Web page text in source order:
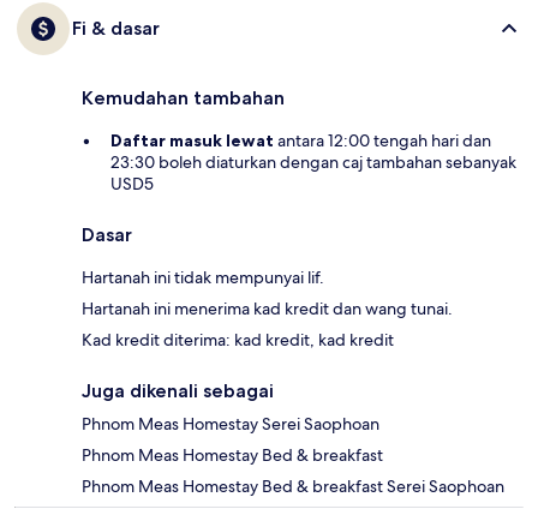
Fi & dasar
Kemudahan tambahan
Daftar masuk lewat antara 12:00 tengah hari dan
23:30 boleh diaturkan dengan caj tambahan sebanyak
USD5
Dasar
Hartanah ini tidak mempunyai lif.
Hartanah ini menerima kad kredit dan wang tunai.
Kad kredit diterima: kad kredit, kad kredit
Juga dikenali sebagai
Phnom Meas Homestay Serei Saophoan
Phnom Meas Homestay Bed & breakfast
Phnom Meas Homestay Bed & breakfast Serei Saophoan